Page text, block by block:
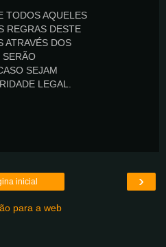
TODOS AQUELES
REGRAS DESTE
ATRAVÉS DOS
SERÃO
SEJAM
LEGAL.
›
inicial
para a web